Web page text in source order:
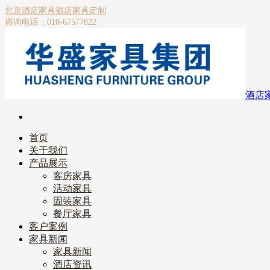
北京酒店家具酒店家具定制
咨询电话：010-67577822
酒店
首页
关于我们
产品展示
客房家具
活动家具
固装家具
餐厅家具
客户案例
家具新闻
家具新闻
酒店资讯